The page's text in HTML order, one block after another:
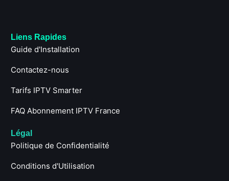
Liens Rapides
Guide d'Installation
Contactez-nous
Tarifs IPTV Smarter
FAQ Abonnement IPTV France
Légal
Politique de Confidentialité
Conditions d'Utilisation